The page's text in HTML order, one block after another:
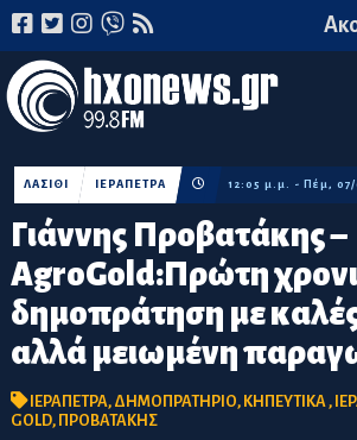
Γιάννης Προβατάκης –
AgroGold:Πρώτη
δημοπράτηση με καλές
αλλά μειωμένη
ΛΑΣΙΘΙ ΙΕΡΑΠΕΤΡΑ 12:05 μ.μ. - Πέμ, 07/
ΙΕΡΑΠΕΤΡΑ, ΔΗΜΟΠΡΑΤΗΡΙΟ, ΚΗΠΕΥΤΙΚΑ ,
GOLD, ΠΡΟΒΑΤΑΚΗΣ